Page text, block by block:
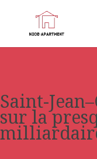
Saint-
sur la